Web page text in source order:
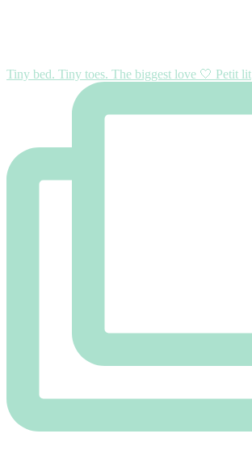
Tiny bed. Tiny toes. The biggest love 🤍 Petit lit